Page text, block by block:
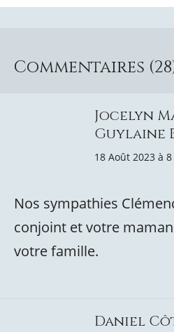
Commentaires
Jocelyn
Guylaine
18 Août 2023 à
Nos sympathies
conjoint et votre
votre famille.
Daniel